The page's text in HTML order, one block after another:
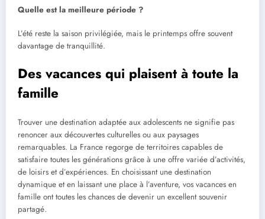
Quelle est la meilleure période ?
L’été reste la saison privilégiée, mais le printemps offre souvent
davantage de tranquillité.
Des vacances qui plaisent à toute la
famille
Trouver une destination adaptée aux adolescents ne signifie pas
renoncer aux découvertes culturelles ou aux paysages
remarquables. La France regorge de territoires capables de
satisfaire toutes les générations grâce à une offre variée d’activités,
de loisirs et d’expériences. En choisissant une destination
dynamique et en laissant une place à l’aventure, vos vacances en
famille ont toutes les chances de devenir un excellent souvenir
partagé.